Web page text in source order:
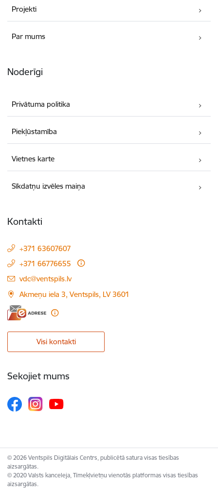
Projekti
Par mums
Noderīgi
Privātuma politika
Piekļūstamība
Vietnes karte
Sīkdatņu izvēles maiņa
Kontakti
+371 63607607
+371 66776655
E-pasts:
vdc@ventspils.lv
Akmeņu iela 3, Ventspils, LV 3601
Visi kontakti
Sekojiet mums
© 2026 Ventspils Digitālais Centrs, publicētā satura visas tiesības
aizsargātas.
© 2020 Valsts kanceleja, Tīmekļvietņu vienotās platformas visas tiesības
aizsargātas.